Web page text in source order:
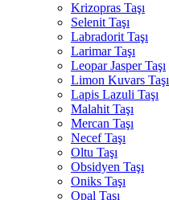
Krizopras Taşı
Selenit Taşı
Labradorit Taşı
Larimar Taşı
Leopar Jasper Taşı
Limon Kuvars Taşı
Lapis Lazuli Taşı
Malahit Taşı
Mercan Taşı
Necef Taşı
Oltu Taşı
Obsidyen Taşı
Oniks Taşı
Opal Taşı